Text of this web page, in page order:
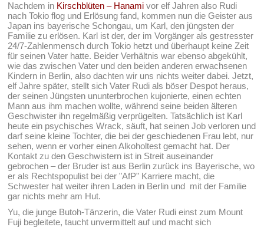
Nachdem in Kirschblüten – Hanami vor elf Jahren also Rudi
nach Tokio flog und Erlösung fand, kommen nun die Geister aus
Japan ins bayerische Schongau, um Karl, den jüngsten der
Familie zu erlösen. Karl ist der, der im Vorgänger als gestresster
24/7-Zahlenmensch durch Tokio hetzt und überhaupt keine Zeit
für seinen Vater hatte. Beider Verhältnis war ebenso abgekühlt,
wie das zwischen Vater und den beiden anderen erwachsenen
Kindern in Berlin, also dachten wir uns nichts weiter dabei. Jetzt,
elf Jahre später, stellt sich Vater Rudi als böser Despot heraus,
der seinen Jüngsten ununterbrochen kujonierte, einen echten
Mann aus ihm machen wollte, während seine beiden älteren
Geschwister ihn regelmäßig verprügelten. Tatsächlich ist Karl
heute ein psychisches Wrack, säuft, hat seinen Job verloren und
darf seine kleine Tochter, die bei der geschiedenen Frau lebt, nur
sehen, wenn er vorher einen Alkoholtest gemacht hat. Der
Kontakt zu den Geschwistern ist in Streit auseinander
gebrochen – der Bruder ist aus Berlin zurück ins Bayerische, wo
er als Rechtspopulist bei der "AfP" Karriere macht, die
Schwester hat weiter ihren Laden in Berlin und mit der Familie
gar nichts mehr am Hut.
Yu, die junge Butoh-Tänzerin, die Vater Rudi einst zum Mount
Fuji begleitete, taucht unvermittelt auf und macht sich